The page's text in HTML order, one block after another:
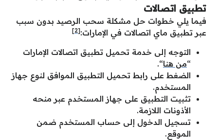
تطبيق اتصالات
فيما يلي خطوات حل مشكلة سحب الرصيد بدون سبب
عبر تطبيق ماي اتصالات في الإمارات:[2]
التوجه إلى خدمة تحميل تطبيق اتصالات الإمارات
“من هنا“.
الضغط على رابط تحميل التطبيق الموافق لنوع جهاز
المستخدم.
تثبيت التطبيق على جهاز المستخدم عبر منحه
الأذونات اللازمة.
تسجيل الدخول إلى حساب المستخدم ضمن
الموقع.